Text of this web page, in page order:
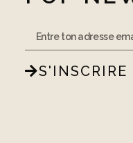
S'INSCRIRE